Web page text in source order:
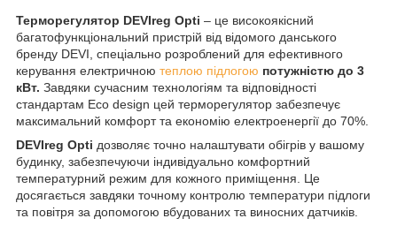
Терморегулятор DEVIreg Opti – це високоякісний
багатофункціональний пристрій від відомого данського
бренду DEVI, спеціально розроблений для ефективного
керування електричною теплою підлогою потужністю до 3
кВт. Завдяки сучасним технологіям та відповідності
стандартам Eco design цей терморегулятор забезпечує
максимальний комфорт та економію електроенергії до 70%.
DEVIreg Opti дозволяє точно налаштувати обігрів у вашому
будинку, забезпечуючи індивідуально комфортний
температурний режим для кожного приміщення. Це
досягається завдяки точному контролю температури підлоги
та повітря за допомогою вбудованих та виносних датчиків.